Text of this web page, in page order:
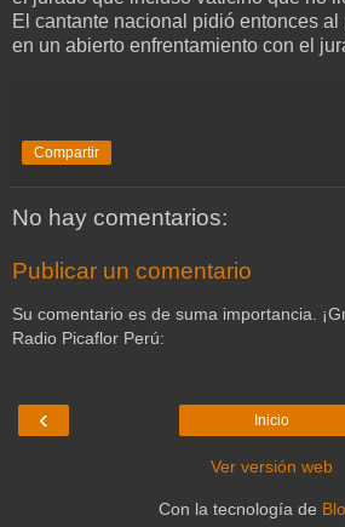
El cantante nacional pidió entonces
en un abierto enfrentamiento con el
Compartir
No hay comentarios:
Publicar un comentario
Su comentario es de suma importancia.
Radio Picaflor Perú:
‹ Inicio
Ver versión web
Con la tecnología de